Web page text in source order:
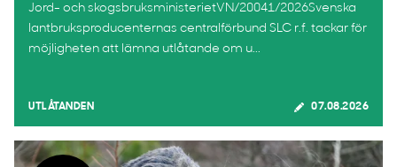
Jord- och skogsbruksministerietVN/20041/2026Svenska
lantbruksproducenternas centralförbund SLC r.f. tackar för
möjligheten att lämna utlåtande om u...
UTLÅTANDEN 07.08.2026